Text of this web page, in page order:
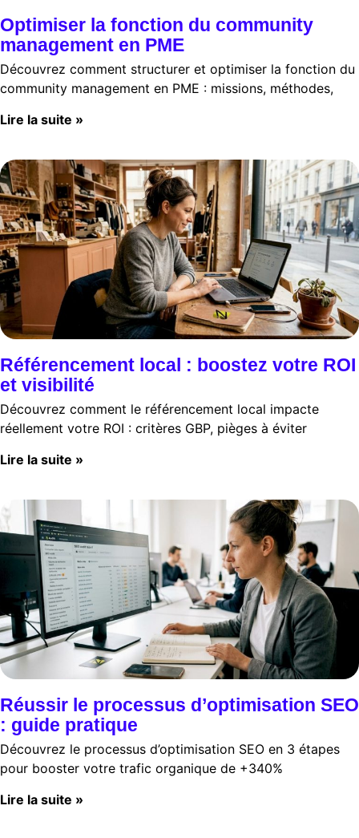
Optimiser la fonction du community
management en PME
Découvrez comment structurer et optimiser la fonction du
community management en PME : missions, méthodes,
Lire la suite »
Référencement local : boostez votre ROI
et visibilité
Découvrez comment le référencement local impacte
réellement votre ROI : critères GBP, pièges à éviter
Lire la suite »
Réussir le processus d’optimisation SEO
: guide pratique
Découvrez le processus d’optimisation SEO en 3 étapes
pour booster votre trafic organique de +340%
Lire la suite »